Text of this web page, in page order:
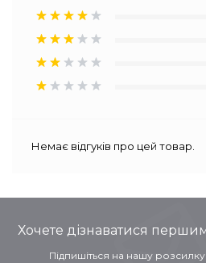
Немає відгуків про цей товар.
Хочете дізнаватися
Підпишіться на нашу